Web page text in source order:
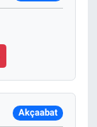
Akçaabat